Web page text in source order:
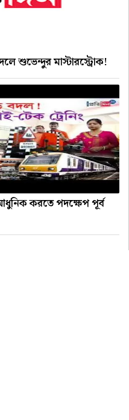
শুভেন্দুর মাস্টারস্ট্রোক!
করতে পদক্ষেপ পূর্ব